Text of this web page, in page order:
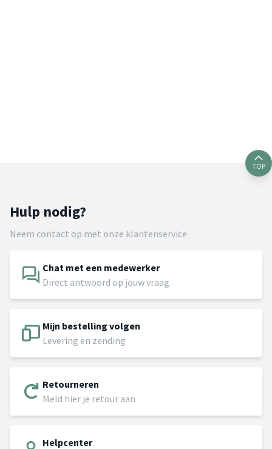
TOP
Hulp nodig?
Neem contact op met onze klantenservice
Chat met een medewerker
Direct antwoord op jouw vraag
Mijn bestelling volgen
Levering en zending
Retourneren
Meld hier je retour aan
Helpcenter